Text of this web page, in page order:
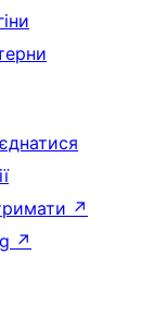
↗
↗